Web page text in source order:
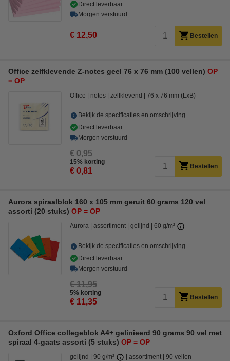
Direct leverbaar
Morgen verstuurd
€ 12,50 Bestellen
Office zelfklevende Z-notes geel 76 x 76 mm (100 vellen) OP
= OP
Office notes zelfklevend 76 x 76 mm (LxB)
Bekijk de specificaties en omschrijving
Direct leverbaar
Morgen verstuurd
€ 0,95
15% korting
€ 0,81 Bestellen
Aurora spiraalblok 160 x 105 mm geruit 60 grams 120 vel
assorti (20 stuks) OP = OP
Aurora assortiment gelijnd 60 g/m²
Bekijk de specificaties en omschrijving
Direct leverbaar
Morgen verstuurd
€ 11,95
5% korting
€ 11,35 Bestellen
Oxford Office collegeblok A4+ gelinieerd 90 grams 90 vel met
spiraal 4-gaats assorti (5 stuks) OP = OP
gelijnd 90 g/m² assortiment 90 vellen